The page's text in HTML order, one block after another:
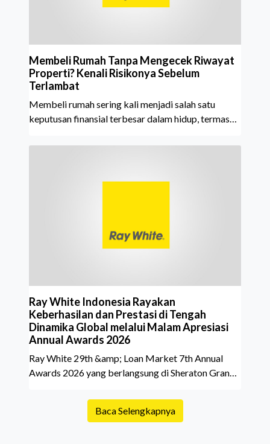
Membeli Rumah Tanpa Mengecek Riwayat
Properti? Kenali Risikonya Sebelum
Terlambat
Membeli rumah sering kali menjadi salah satu
keputusan finansial terbesar dalam hidup, termasuk
aktif merencanakan kepemilikan hunian maupun
kepemilikan hingga riwaya
Ray White Indonesia Rayakan
Keberhasilan dan Prestasi di Tengah
Dinamika Global melalui Malam Apresiasi
Annual Awards 2026
Ray White 29th &amp; Loan Market 7th Annual
Awards 2026 yang berlangsung di Sheraton Grand
menjadi momen istimewa bagi para pelaku industri
properti dan keuangan. Lebih dari 400 marketing
Baca Selengkapnya